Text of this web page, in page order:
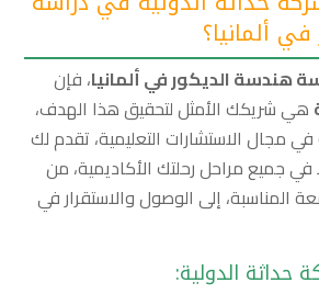
ألمانيا؟
هندسة الديكور في ألمانيا، فإن
هي شريكك الأمثل لتحقيق هذا الهدف،
مجال الاستشارات التعليمية، تقدم لك
جميع مراحل رحلتك الأكاديمية، من
المناسبة، إلى الوصول والاستقرار في
الدولية: